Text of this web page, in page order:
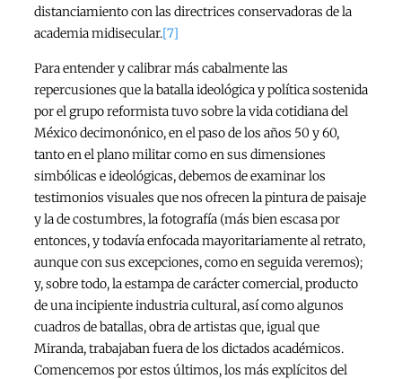
distanciamiento con las directrices conservadoras de la
academia midisecular.[7]
Para entender y calibrar más cabalmente las
repercusiones que la batalla ideológica y política sostenida
por el grupo reformista tuvo sobre la vida cotidiana del
México decimonónico, en el paso de los años 50 y 60,
tanto en el plano militar como en sus dimensiones
simbólicas e ideológicas, debemos de examinar los
testimonios visuales que nos ofrecen la pintura de paisaje
y la de costumbres, la fotografía (más bien escasa por
entonces, y todavía enfocada mayoritariamente al retrato,
aunque con sus excepciones, como en seguida veremos);
y, sobre todo, la estampa de carácter comercial, producto
de una incipiente industria cultural, así como algunos
cuadros de batallas, obra de artistas que, igual que
Miranda, trabajaban fuera de los dictados académicos.
Comencemos por estos últimos, los más explícitos del